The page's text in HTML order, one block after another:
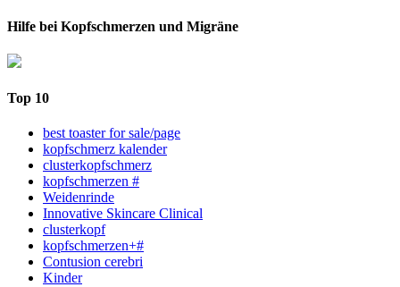
Hilfe bei Kopfschmerzen und Migräne
Top 10
best toaster for sale/page
kopfschmerz kalender
clusterkopfschmerz
kopfschmerzen #
Weidenrinde
Innovative Skincare Clinical
clusterkopf
kopfschmerzen+#
Contusion cerebri
Kinder